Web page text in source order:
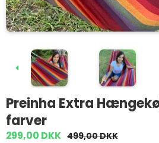
Preinha Extra
farver
299,00 DKK 499,00 DKK